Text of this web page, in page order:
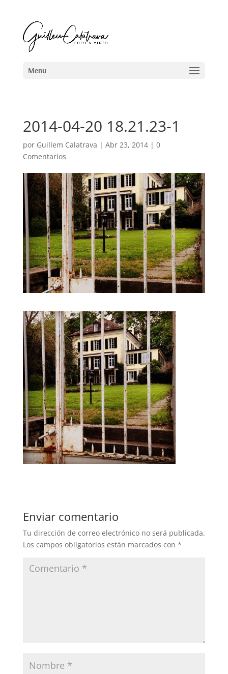
2014-04-20 18.21.23-1
por Guillem Calatrava | Abr 23, 2014| 0
Comentarios
Enviar comentario
Tu dirección de correo electrónico no será publicada.
Los campos obligatorios están marcados con *